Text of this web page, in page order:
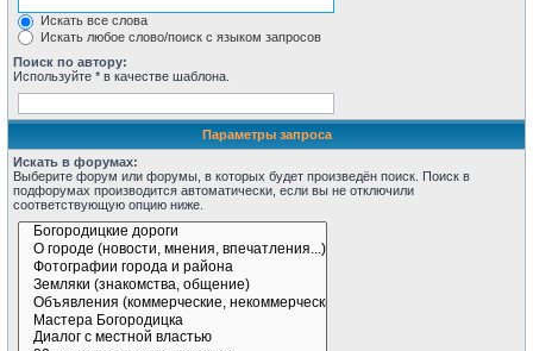
Искать все слова
Искать любое слово/поиск с языком запросов
Поиск по автору:
Используйте * в качестве шаблона.
Параметры запроса
Искать в форумах:
Выберите форум или форумы, в которых будет произведён поиск. Поиск в
подфорумах производится автоматически, если вы не отключили
соответствующую опцию ниже.